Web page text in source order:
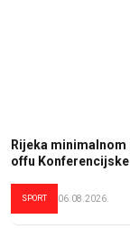
Rijeka
offu
SPORT 06.08.2026.